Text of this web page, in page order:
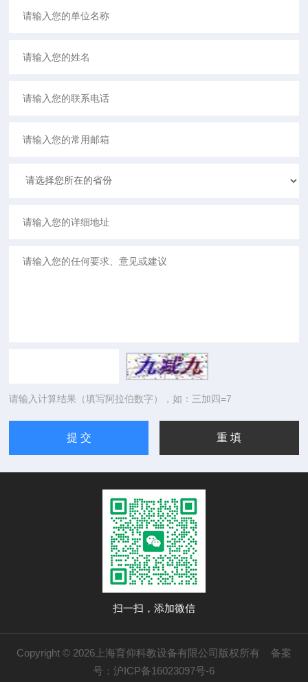
请输入计算结果（填写阿拉伯数字），如：三加四=7
扫一扫，添加微信
Copyright © 2026上海育仰科教设备有限公司版权所有 备案
号：沪ICP备16023097号-6